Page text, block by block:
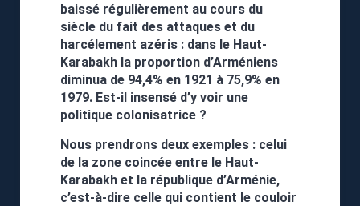
baissé régulièrement au cours du
siècle du fait des attaques et du
harcélement azéris : dans le Haut-
Karabakh la proportion d’Arméniens
diminua de 94,4% en 1921 à 75,9% en
1979. Est-il insensé d’y voir une
politique colonisatrice ?
Nous prendrons deux exemples : celui
de la zone coincée entre le Haut-
Karabakh et la république d’Arménie,
c’est-à-dire celle qui contient le couloir